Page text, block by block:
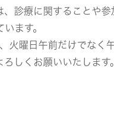
、診療に関することや
ます。
火曜日午前だけでなく
ろしくお願いいたします。